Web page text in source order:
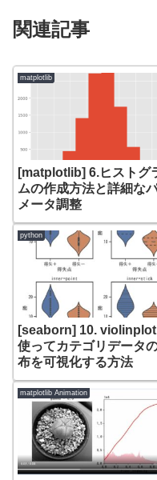
関連記事
matplotlib
[matplotlib] 6.ヒストグ
ムの作成方法と詳細な
メータ調整
python
[seaborn] 10.
使ってカテゴリデータ
布を可視化する方法
matplotlib Animation